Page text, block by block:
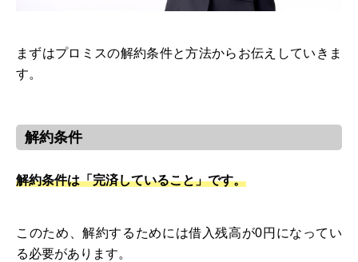
まずはプロミスの解約条件と方法からお伝えしていきま
す。
解約条件
解約条件は「完済していること」です。
このため、解約するためには借入残高が0円になってい
る必要があります。